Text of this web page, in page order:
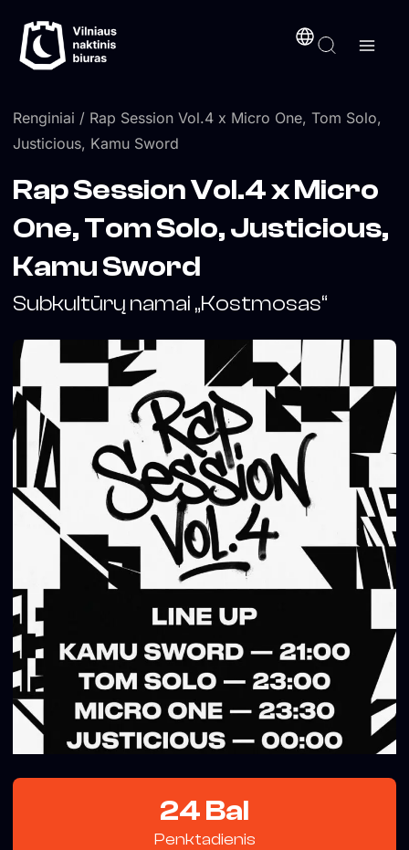
prie
turinio
Renginiai / Rap Session Vol.4 x Micro One, Tom Solo,
Justicious, Kamu Sword
Rap Session Vol.4 x Micro
One, Tom Solo, Justicious,
Kamu Sword
Subkultūrų namai „Kostmosas“
24 Bal
Penktadienis